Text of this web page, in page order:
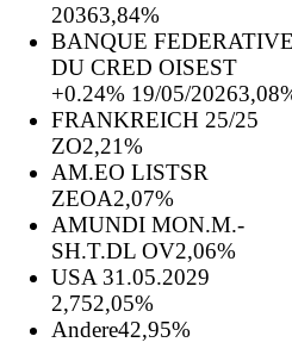
20363,84%
BANQUE
DU CRED OISEST
+0.24% 19/05/2026
FRANKREICH 25/25
ZO2,21%
AM.EO LISTSR
ZEOA2,07%
AMUNDI MON.M.-
SH.T.DL OV2,06%
USA 31.05.2029
2,752,05%
Andere42,95%